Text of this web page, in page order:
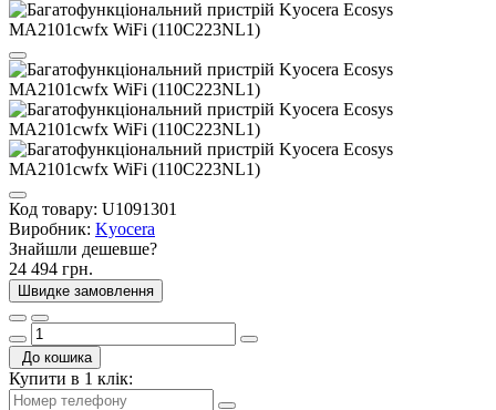
Код товару: U1091301
Виробник: Kyocera
Знайшли дешевше?
24 494 грн.
Швидке замовлення
До кошика
Купити в 1 клік: